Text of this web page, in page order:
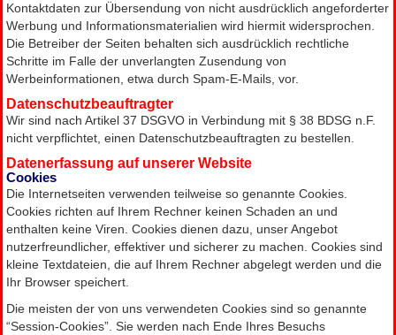
Kontaktdaten zur Übersendung von nicht ausdrücklich angeforderter
Werbung und Informationsmaterialien wird hiermit widersprochen.
Die Betreiber der Seiten behalten sich ausdrücklich rechtliche
Schritte im Falle der unverlangten Zusendung von
Werbeinformationen, etwa durch Spam-E-Mails, vor.
Datenschutzbeauftragter
Wir sind nach Artikel 37 DSGVO in Verbindung mit § 38 BDSG n.F.
nicht verpflichtet, einen Datenschutzbeauftragten zu bestellen.
Datenerfassung auf unserer Website
Cookies
Die Internetseiten verwenden teilweise so genannte Cookies.
Cookies richten auf Ihrem Rechner keinen Schaden an und
enthalten keine Viren. Cookies dienen dazu, unser Angebot
nutzerfreundlicher, effektiver und sicherer zu machen. Cookies sind
kleine Textdateien, die auf Ihrem Rechner abgelegt werden und die
Ihr Browser speichert.
Die meisten der von uns verwendeten Cookies sind so genannte
“Session-Cookies”. Sie werden nach Ende Ihres Besuchs